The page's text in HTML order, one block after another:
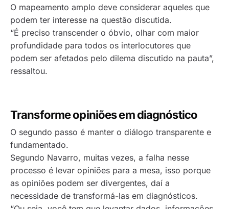
O mapeamento amplo deve considerar aqueles que
podem ter interesse na questão discutida.
“É preciso transcender o óbvio, olhar com maior
profundidade para todos os interlocutores que
podem ser afetados pelo dilema discutido na pauta”,
ressaltou.
Transforme opiniões em diagnóstico
O segundo passo é manter o diálogo transparente e
fundamentado.
Segundo Navarro, muitas vezes, a falha nesse
processo é levar opiniões para a mesa, isso porque
as opiniões podem ser divergentes, daí a
necessidade de transformá-las em diagnósticos.